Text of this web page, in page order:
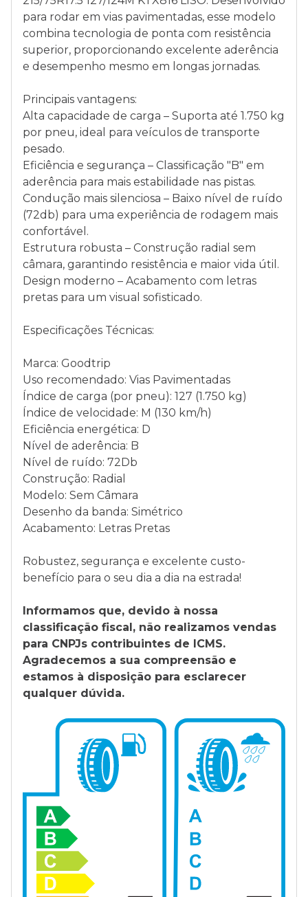
para rodar em vias pavimentadas, esse modelo
combina tecnologia de ponta com resistência
superior, proporcionando excelente aderência
e desempenho mesmo em longas jornadas.
Principais vantagens:
Alta capacidade de carga – Suporta até 1.750 kg
por pneu, ideal para veículos de transporte
pesado.
Eficiência e segurança – Classificação "B" em
aderência para mais estabilidade nas pistas.
Condução mais silenciosa – Baixo nível de ruído
(72db) para uma experiência de rodagem mais
confortável.
Estrutura robusta – Construção radial sem
câmara, garantindo resistência e maior vida útil.
Design moderno – Acabamento com letras
pretas para um visual sofisticado.
Especificações Técnicas:
Marca: Goodtrip
Uso recomendado: Vias Pavimentadas
Índice de carga (por pneu): 127 (1.750 kg)
Índice de velocidade: M (130 km/h)
Eficiência energética: D
Nível de aderência: B
Nível de ruído: 72Db
Construção: Radial
Modelo: Sem Câmara
Desenho da banda: Simétrico
Acabamento: Letras Pretas
Robustez, segurança e excelente custo-
benefício para o seu dia a dia na estrada!
Informamos que, devido à nossa
classificação fiscal, não realizamos vendas
para CNPJs contribuintes de ICMS.
Agradecemos a sua compreensão e
estamos à disposição para esclarecer
qualquer dúvida.